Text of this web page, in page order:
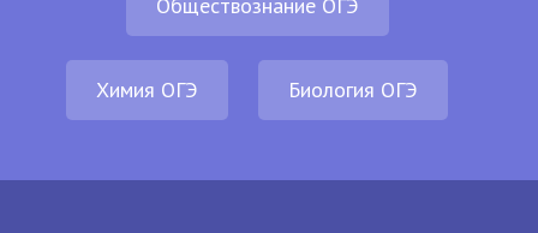
Химия ОГЭ Биология ОГЭ